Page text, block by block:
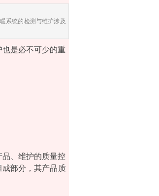
系统的检测与维护涉及
是必不可少的重
、维护的质量控
部分，其产品质